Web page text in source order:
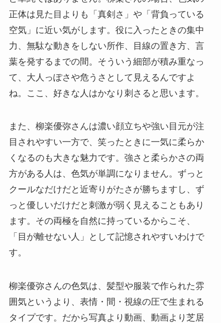
正体は見た目よりも「真剣さ」や「背負っている
空気」に近い気がします。役に入ったときの集中
力、無駄な動きをしない所作、目線の置き方、言
葉を発するまでの間。そういう細部が積み重なっ
て、大人っぽさや危うさとして見えるんですよ
ね。ここ、好きな人はかなり刺さると思います。
また、柳楽優弥さんは濃い顔立ちや強い目元が注
目されやすい一方で、笑ったときに一気に柔らか
くなるのも大きな魅力です。強さと柔らかさの両
方がある人は、色気が単調になりません。ずっと
クールなだけだと近寄りがたさが勝ちますし、ず
っと優しいだけだと刺激が弱く見えることもあり
ます。その両極を自然に持っているからこそ、
「目が離せない人」として記憶されやすいわけで
す。
柳楽優弥さんの色気は、髪型や服装で作られた雰
囲気というより、表情・間・視線の圧で生まれる
タイプです。だから写真より動画、動画より芝居